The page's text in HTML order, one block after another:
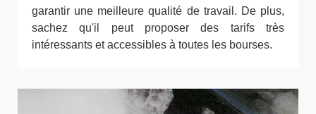
garantir une meilleure qualité de travail. De plus,
sachez qu'il peut proposer des tarifs très
intéressants et accessibles à toutes les bourses.